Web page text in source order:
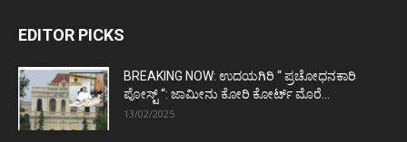
EDITOR PICKS
BREAKING NOW: ಉದಯಗಿರಿ “ ಪ್ರಚೋಧನಕಾರಿ
ಪೋಸ್ಟ್‌ “: ಜಾಮೀನು ಕೋರಿ ಕೋರ್ಟ್‌ ಮೊರೆ...
13/02/2025